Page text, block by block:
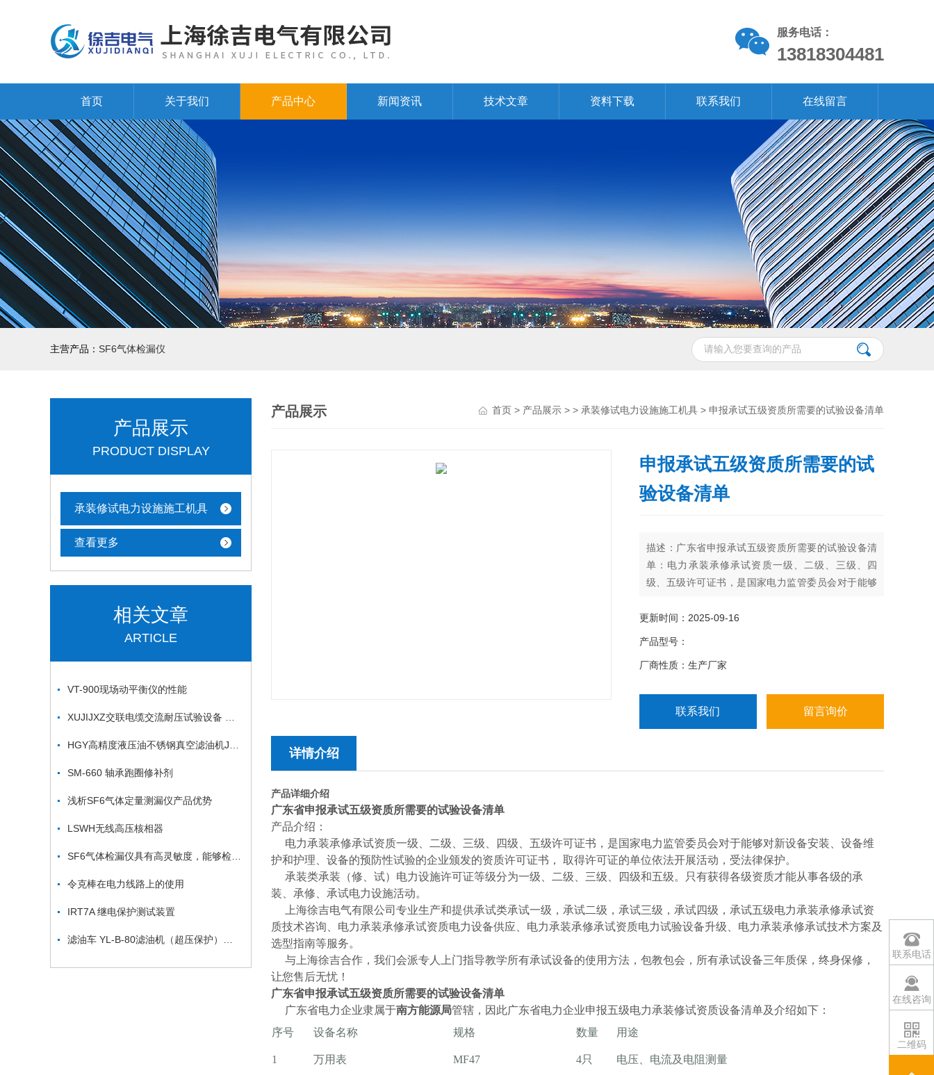
服务电话：
13818304481
首页 关于我们 产品中心 新闻资讯 技术文章 资料下载 联系我们 在线留言
主营产品： SF6气体检漏仪
产品展示
PRODUCT DISPLAY
承装修试电力设施施工机具
查看更多
相关文章
ARTICLE
VT-900现场动平衡仪的性能
SM-660 轴承跑圈修补剂
浅析SF6气体定量测漏仪产品优势
LSWH无线高压核相器
令克棒在电力线路上的使用
IRT7A 继电保护测试装置
产品展示 首页 > 产品展示 > > 承装修试电力设施施工机具 > 申报承试五级资质所需要的试验设备清单
申报承试五级资质所需要的试
验设备清单
描述：广东省申报承试五级资质所需要的试验设备清
单：电力承装承修承试资质一级、二级、三级、四
级、五级许可证书，是国家电力监管委员会对于能够
的企业颁发的资质许可证书， 取得许可。
更新时间：2025-09-16
产品型号：
厂商性质：生产厂家
联系我们 留言询价
详情介绍
产品详细介绍
广东省申报承试五级资质所需要的试验设备清单
产品介绍：
电力承装承修承试资质一级、二级、三级、四级、五级许可证书，是国家电力监管委员会对于能够对新设备安装、设备维
护和护理、设备的预防性试验的企业颁发的资质许可证书， 取得许可证的单位依法开展活动，受法律保护。
承装类承装（修、试）电力设施许可证等级分为一级、二级、三级、四级和五级。只有获得各级资质才能从事各级的承
装、承修、承试电力设施活动。
上海徐吉电气有限公司专业生产和提供承试类承试一级，承试二级，承试三级，承试四级，承试五级电力承装承修承试资
质技术咨询、电力承装承修承试资质电力设备供应、电力承装承修承试资质电力试验设备升级、电力承装承修承试技术方案及
选型指南等服务。
与上海徐吉合作，我们会派专人上门指导教学所有承试设备的使用方法，包教包会，所有承试设备三年质保，终身保修，
让您售后无忧！
广东省申报承试五级资质所需要的试验设备清单
广东省电力企业隶属于南方能源局管辖，因此广东省电力企业申报五级电力承装修试资质设备清单及介绍如下：
序号
设备名称 规格 数量 用途
1 万用表 MF47 4只 电压、电流及电阻测量
联系电话
在线咨询
二维码